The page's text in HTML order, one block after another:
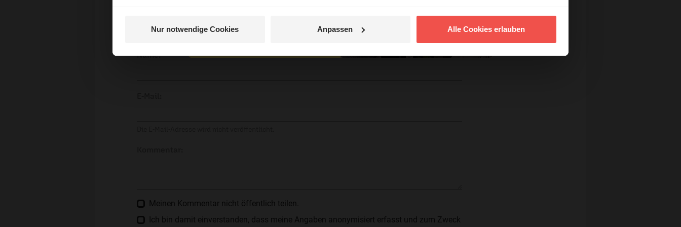
Nur notwendige Cookies Anpassen Alle Cookies erlauben
Name:
Meinen Kommentar nicht öffentlich teilen.
Ich bin damit einverstanden, dass meine Angaben anonymisiert erfasst und zum Zweck